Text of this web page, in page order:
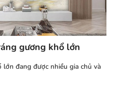
gương khổ lớn
đang được nhiều gia chủ và